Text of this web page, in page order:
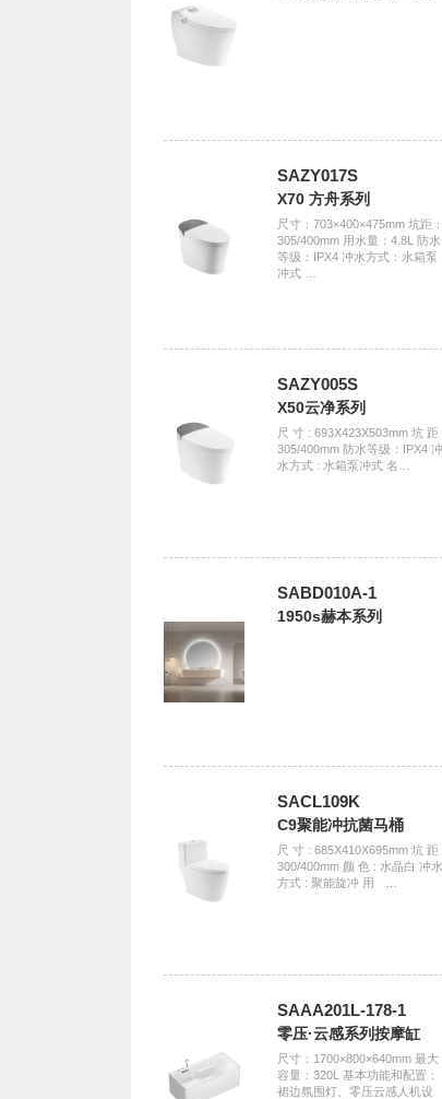
SAZY017S
X70 方舟系列
尺寸：703×400×475mm 坑距：
305/400mm 用水量：4.8L 防水
等级：IPX4 冲水方式：水箱泵
冲式 …
SAZY005S
X50云净系列
尺 寸 : 693X423X503mm 坑 距
305/400mm 防水等级：IPX4 冲
水方式 : 水箱泵冲式 名…
SABD010A-1
1950s赫本系列
SACL109K
C9聚能冲抗菌马桶
尺 寸 : 685X410X695mm 坑 距
300/400mm 颜 色 : 水晶白 冲水
方式 : 聚能旋冲 用ﾠ…
SAAA201L-178-1
零压·云感系列按摩缸
尺寸：1700×800×640mm 最大
容量：320L 基本功能和配置：
裙边氛围灯、零压云感人机设